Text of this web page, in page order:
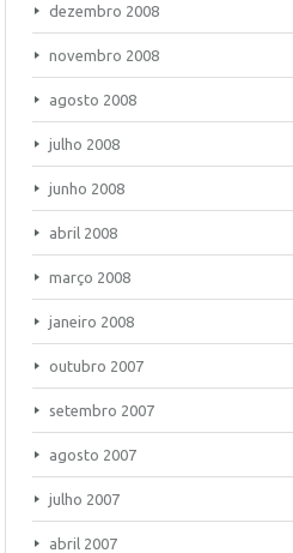
dezembro 2008
novembro 2008
agosto 2008
julho 2008
junho 2008
abril 2008
março 2008
janeiro 2008
outubro 2007
setembro 2007
agosto 2007
julho 2007
abril 2007